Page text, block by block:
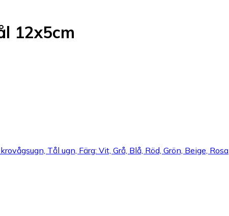
12x5cm
Tål ugn, Färg: Vit, Grå, Blå, Röd, Grön, Beige, Rosa